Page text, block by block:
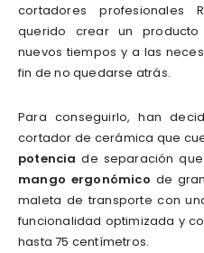
cortadores profesionales
querido crear un
nuevos tiempos y a las
fin de no quedarse atrás.
Para conseguirlo, han
cortador de cerámica que
potencia de separación
mango ergonómico de
maleta de transporte con
funcionalidad optimizada y
hasta 75 centímetros.